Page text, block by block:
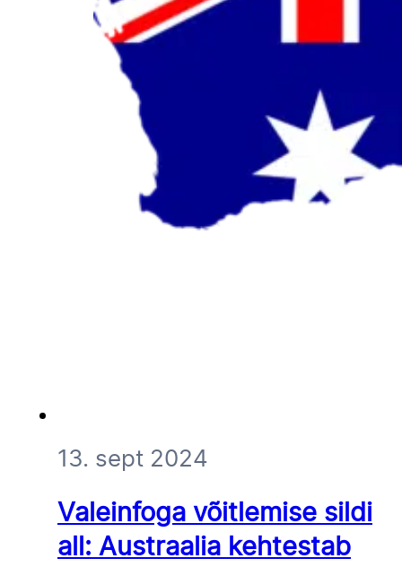
13. sept 2024
Valeinfoga võitlemise sildi
all: Austraalia kehtestab